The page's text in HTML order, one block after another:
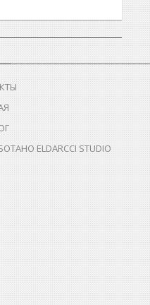
ELDARCCI STUDIO